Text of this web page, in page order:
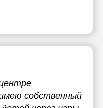
собственный